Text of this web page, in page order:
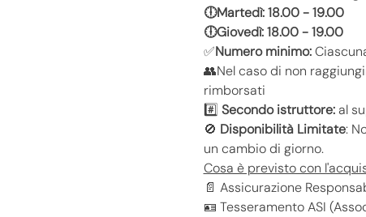
🕕Martedì: 18.00 - 19.00
🕕Giovedì: 18.00 - 19.00
✅Numero minimo:
👥Nel caso di non
rimborsati
#️⃣ Secondo istruttore: al
🚫 Disponibilità Limitate:
un cambio di giorno.
Cosa è previsto con
📄 Assicurazione
🪪 Tesseramento ASI